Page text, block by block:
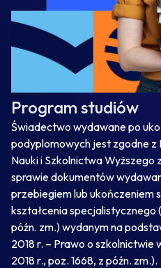
Program studiów
Świadectwo wydawane po
podyplomowych jest zgodne
Nauki i Szkolnictwa Wyższego
sprawie dokumentów
przebiegiem lub ukończeniem
kształcenia specjalistycznego
późn. zm.) wydanym na
2018 r. – Prawo o szkolnictwie
2018 r., poz. 1668, z późn. zm.).